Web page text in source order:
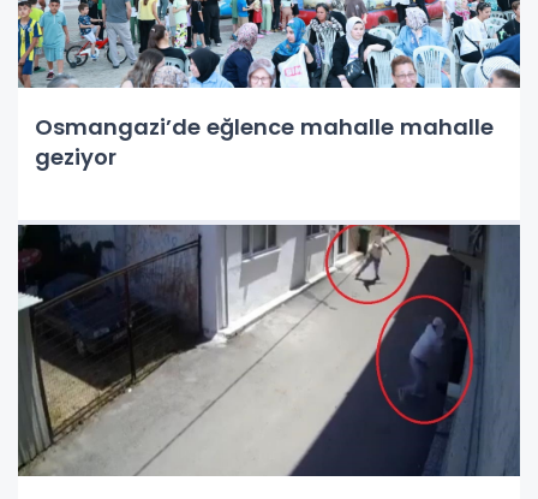
Osmangazi’de eğlence mahalle mahalle
geziyor